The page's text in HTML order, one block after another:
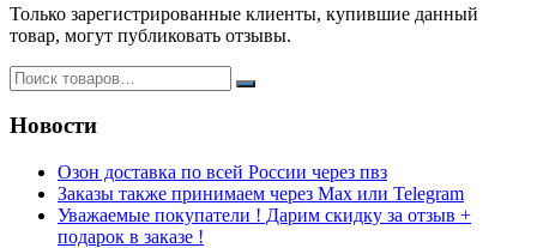
Только зарегистрированные клиенты, купившие данный
товар, могут публиковать отзывы.
Новости
Озон доставка по всей России через пвз
Заказы также принимаем через Max или Telegram
Уважаемые покупатели ! Дарим скидку за отзыв +
подарок в заказе !